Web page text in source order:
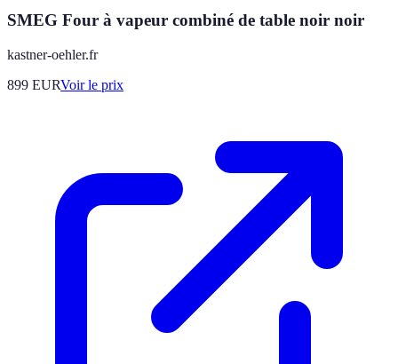
SMEG Four à vapeur combiné de table noir noir
kastner-oehler.fr
899 EURVoir le prix